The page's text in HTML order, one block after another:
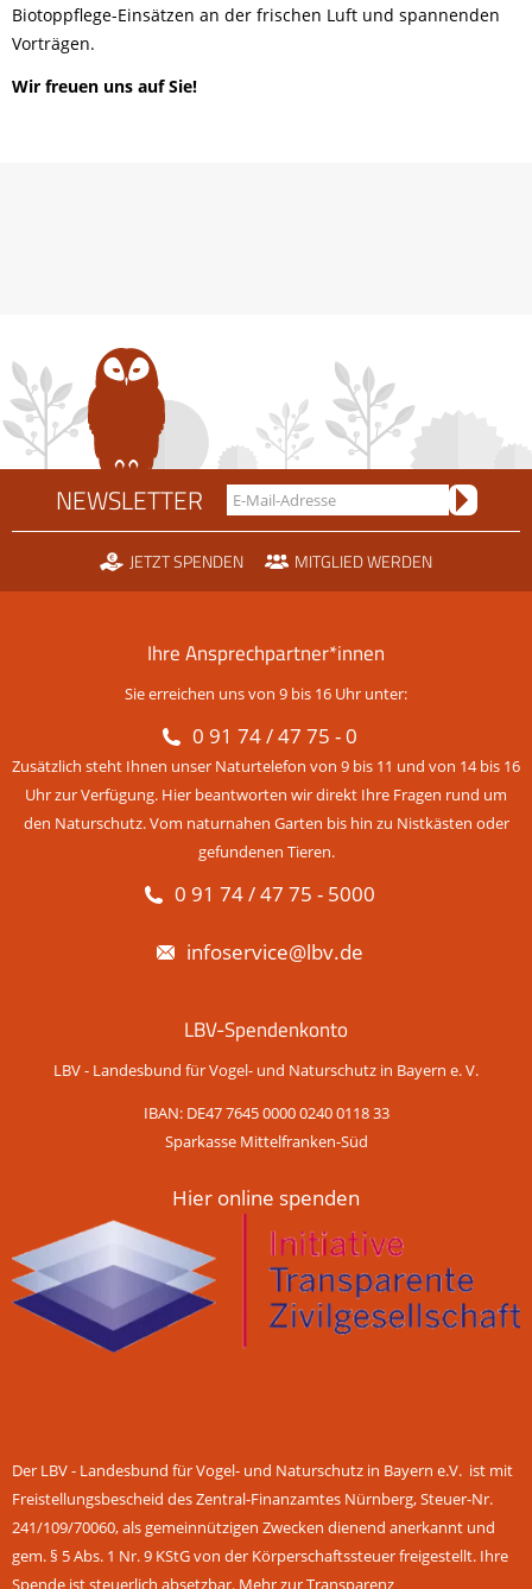
Biotoppflege-Einsätzen an der frischen Luft und spannenden
Vorträgen.
Wir freuen uns auf Sie!
NEWSLETTER
JETZT SPENDEN MITGLIED WERDEN
Ihre Ansprechpartner*innen
Sie erreichen uns von 9 bis 16 Uhr unter:
0 91 74 / 47 75 - 0
Zusätzlich steht Ihnen unser Naturtelefon von 9 bis 11 und von 14 bis 16
Uhr zur Verfügung. Hier beantworten wir direkt Ihre Fragen rund um
den Naturschutz. Vom naturnahen Garten bis hin zu Nistkästen oder
gefundenen Tieren.
0 91 74 / 47 75 - 5000
infoservice@lbv.de
LBV-Spendenkonto
LBV - Landesbund für Vogel- und Naturschutz in Bayern e. V.
IBAN: DE47 7645 0000 0240 0118 33
Sparkasse Mittelfranken-Süd
Hier online spenden
Der LBV - Landesbund für Vogel- und Naturschutz in Bayern e.V. ist mit
Freistellungsbescheid des Zentral-Finanzamtes Nürnberg, Steuer-Nr.
241/109/70060, als gemeinnützigen Zwecken dienend anerkannt und
gem. § 5 Abs. 1 Nr. 9 KStG von der Körperschaftssteuer freigestellt. Ihre
Spende ist steuerlich absetzbar. Mehr zur Transparenz